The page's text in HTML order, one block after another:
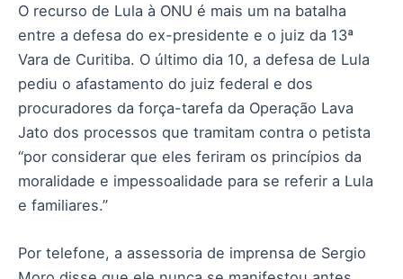
O recurso de Lula à ONU é mais um na batalha
entre a defesa do ex-presidente e o juiz da 13ª
Vara de Curitiba. O último dia 10, a defesa de Lula
pediu o afastamento do juiz federal e dos
procuradores da força-tarefa da Operação Lava
Jato dos processos que tramitam contra o petista
“por considerar que eles feriram os princípios da
moralidade e impessoalidade para se referir a Lula
e familiares.”
Por telefone, a assessoria de imprensa de Sergio